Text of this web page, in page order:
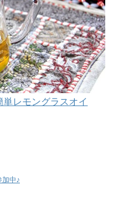
レモングラスオイ
加中♪